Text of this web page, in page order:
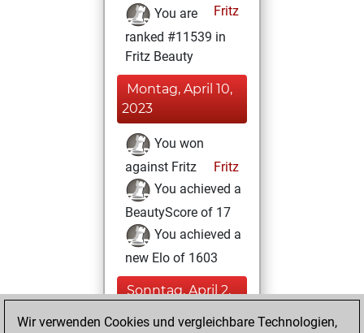
Fritz
You are
ranked #11539 in
Fritz Beauty
Montag, April 10,
2023
You won
against Fritz
Fritz
You achieved a
BeautyScore of 17
You achieved a
new Elo of 1603
Sonntag, April 2,
Wir verwenden Cookies und vergleichbare Technologien,